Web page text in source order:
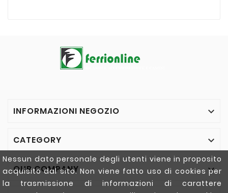
Nessun dato personale degli utenti viene in proposito
acquisito dal sito. Non viene fatto uso di cookies per
la trasmissione di informazioni di carattere
INFORMAZIONI NEGOZIO 
CATEGORY 
OUR COMPANY 